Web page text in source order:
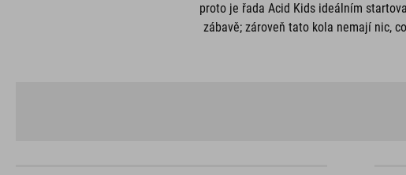
proto je řada Acid Kids ideálním
zábavě; zároveň tato kola nemají nic,